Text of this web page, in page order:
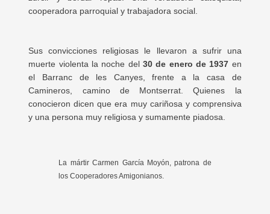
cooperadora parroquial y trabajadora social.
Sus convicciones religiosas le llevaron a sufrir una
muerte violenta la noche del 30 de enero de 1937 en
el Barranc de les Canyes, frente a la casa de
Camineros, camino de Montserrat. Quienes la
conocieron dicen que era muy cariñosa y comprensiva
y una persona muy religiosa y sumamente piadosa.
La mártir Carmen García Moyón, patrona de
los Cooperadores Amigonianos.